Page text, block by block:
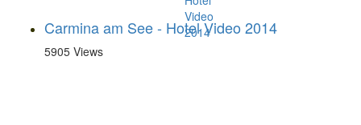
Carmina am See - Hotel Video 2014
5905 Views